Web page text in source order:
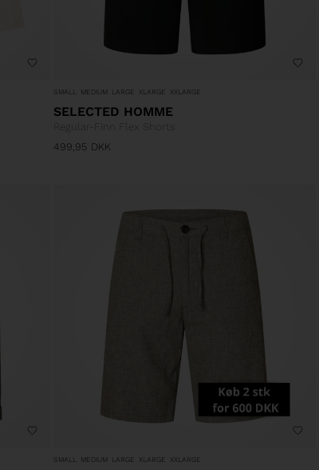
SMALL MEDIUM LARGE XLARGE XXLARGE
SELECTED HOMME
Regular-Finn Flex Shorts
499,95 DKK
SMALL MEDIUM LARGE XLARGE XXLARGE